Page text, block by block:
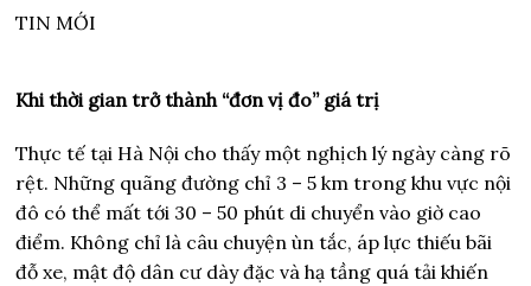
TIN MỚI
Khi thời gian trở thành “đơn vị đo” giá trị
Thực tế tại Hà Nội cho thấy một nghịch lý ngày càng rõ
rệt. Những quãng đường chỉ 3 – 5 km trong khu vực nội
đô có thể mất tới 30 – 50 phút di chuyển vào giờ cao
điểm. Không chỉ là câu chuyện ùn tắc, áp lực thiếu bãi
đỗ xe, mật độ dân cư dày đặc và hạ tầng quá tải khiến